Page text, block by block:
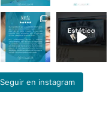
Seguir en instagram